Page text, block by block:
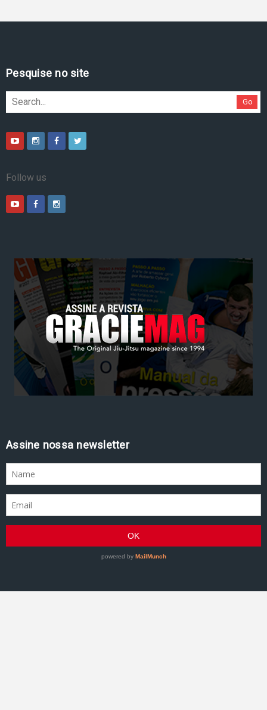
Pesquise no site
Go
Follow us
Assine nossa newsletter